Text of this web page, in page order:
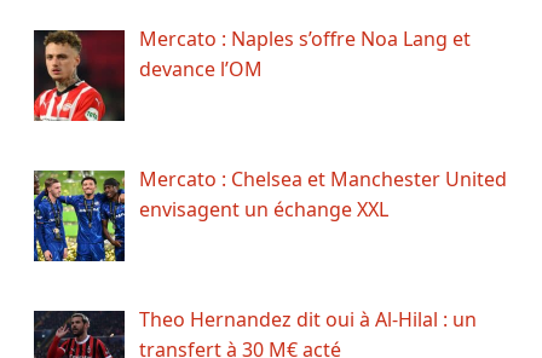
Mercato : Naples s’offre Noa Lang et
devance l’OM
Mercato : Chelsea et Manchester United
envisagent un échange XXL
Theo Hernandez dit oui à Al-Hilal : un
transfert à 30 M€ acté